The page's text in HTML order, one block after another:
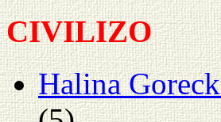
CIVILIZO
Halina